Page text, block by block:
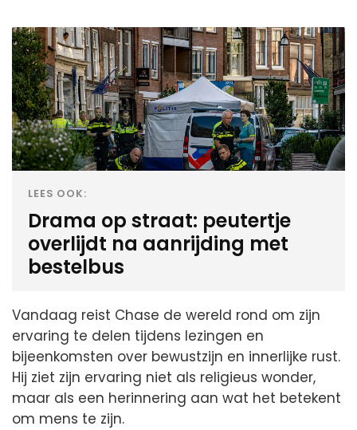
LEES OOK:
Drama op straat: peutertje
overlijdt na aanrijding met
bestelbus
Vandaag reist Chase de wereld rond om zijn
ervaring te delen tijdens lezingen en
bijeenkomsten over bewustzijn en innerlijke rust.
Hij ziet zijn ervaring niet als religieus wonder,
maar als een herinnering aan wat het betekent
om mens te zijn.